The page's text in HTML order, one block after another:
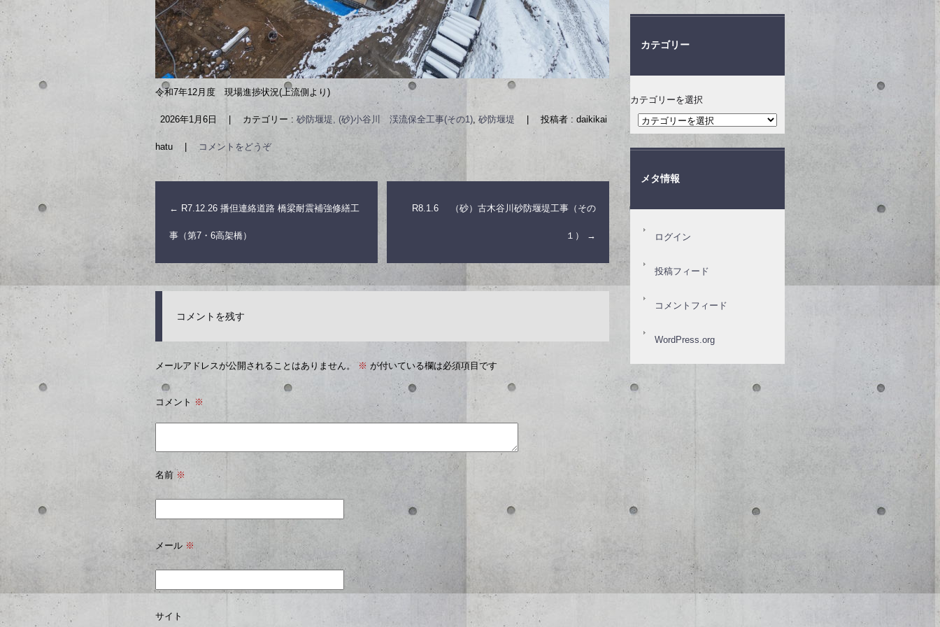
令和7年12月度 現場進捗状況(上流側より)
2026年1月6日 | カテゴリー : 砂防堰堤, (砂)小谷川 渓流保全工事(その1), 砂防堰堤 | 投稿者 : daikikai
hatu | コメントをどうぞ
← R7.12.26 播但連絡道路 橋梁耐震補強修繕工
事（第7・6高架橋）
R8.1.6 （砂）古木谷川砂防堰堤工事（その
１） →
コメントを残す
メールアドレスが公開されることはありません。 ※ が付いている欄は必須項目です
コメント ※
名前 ※
メール ※
サイト
カテゴリー
カテゴリーを選択
メタ情報
ログイン
投稿フィード
コメントフィード
WordPress.org